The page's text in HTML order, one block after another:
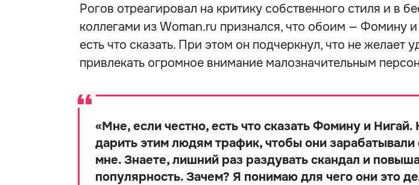
Рогов отреагировал на критику собственного стиля и в
коллегами из Woman.ru признался, что обоим — Фомину
есть что сказать. При этом он подчеркнул, что не желает
привлекать огромное внимание малозначительным
«Мне, если честно, есть что сказать Фомину и Нигай.
дарить этим людям трафик, чтобы они зарабатывали
мне. Знаете, лишний раз раздувать скандал и
популярность. Зачем? Я понимаю для чего они это